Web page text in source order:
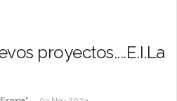
proyectos....E.I.La